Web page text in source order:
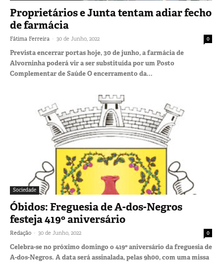
Proprietários e Junta tentam adiar fecho
de farmácia
Fátima Ferreira - 30 de Junho, 2022 0
Prevista encerrar portas hoje, 30 de junho, a farmácia de
Alvorninha poderá vir a ser substituída por um Posto
Complementar de Saúde O encerramento da...
Sociedade
Óbidos: Freguesia de A-dos-Negros
festeja 419º aniversário
Redação - 30 de Junho, 2022 0
Celebra-se no próximo domingo o 419º aniversário da freguesia de
A-dos-Negros. A data será assinalada, pelas 9h00, com uma missa